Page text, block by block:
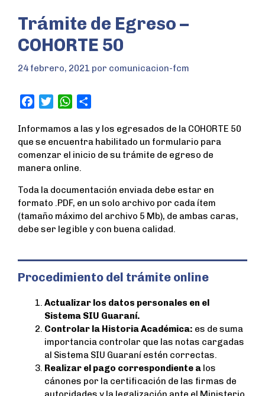
Trámite de Egreso –
COHORTE 50
24 febrero, 2021 por comunicacion-fcm
c
e
b
o
o
k
i
t
t
e
r
W
a
t
s
A
p
p
a
r
e
Informamos a las y los egresados de la COHORTE 50
que se encuentra habilitado un formulario para
comenzar el inicio de su trámite de egreso de
manera online.
Toda la documentación enviada debe estar en
formato .PDF, en un solo archivo por cada ítem
(tamaño máximo del archivo 5 Mb), de ambas caras,
debe ser legible y con buena calidad.
Procedimiento del trámite online
Actualizar los datos personales en el
Sistema SIU Guaraní.
Controlar la Historia Académica: es de suma
importancia controlar que las notas cargadas
al Sistema SIU Guaraní estén correctas.
Realizar el pago correspondiente a los
cánones por la certificación de las firmas de